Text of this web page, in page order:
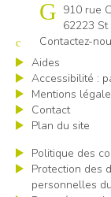
Cap emploi
910 rue
62223
Contactez-
Aides
Accessibilité :
Mentions
Contact
Plan du site
Politique des
Protection des
personnelles